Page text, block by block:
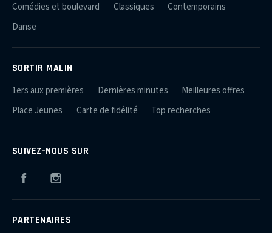
Comédies et boulevard
Classiques
Contemporains
Danse
SORTIR MALIN
1ers aux premières Dernières minutes
Meilleures offres
Place Jeunes
Carte de fidélité Top recherches
SUIVEZ-NOUS SUR
Facebook
PARTENAIRES